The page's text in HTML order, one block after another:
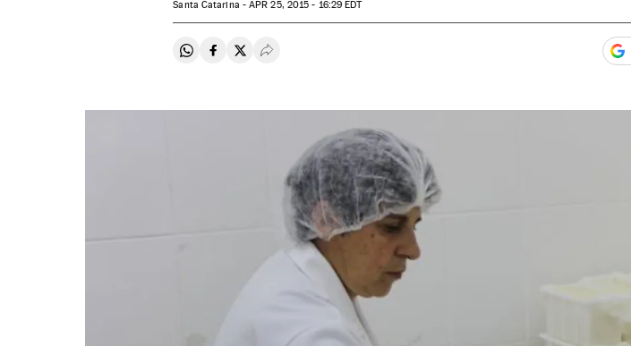
Santa Catarina -APR 25, 2015 - 16:29 EDT
Compartir en Whatsapp
Compartir en Facebook
Compartir en Twitter
Desplegar Redes Sociales